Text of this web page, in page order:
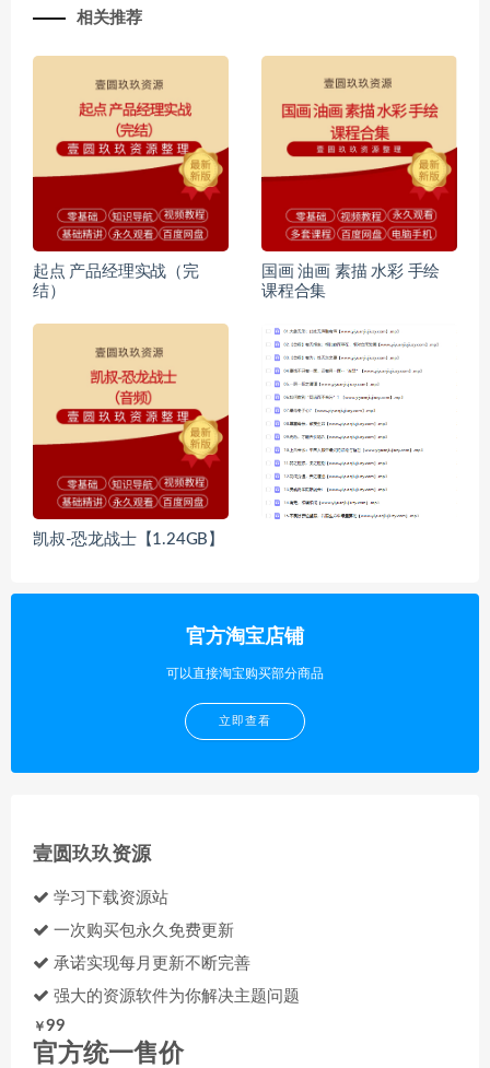
相关推荐
起点 产品经理实战（完
结）
国画 油画 素描 水彩 手绘
课程合集
凯叔-恐龙战士【1.24GB】
官方淘宝店铺
可以直接淘宝购买部分商品
立即查看
壹圆玖玖资源
学习下载资源站
一次购买包永久免费更新
承诺实现每月更新不断完善
强大的资源软件为你解决主题问题
￥99
官方统一售价